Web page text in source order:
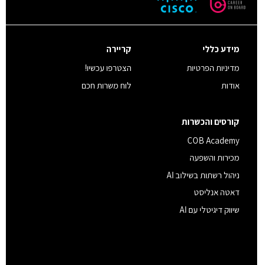
מידע כללי
מדיניות הפרטיות
אודות
קריירה
הצטרפו עכשיו!
לוח משרות חכם
קורסים והכשרות
COB Academy
מכירות והשפעה
ניהול רשתות בשילוב AI
דאטה אנליסט
שיווק דיגיטלי עם AI